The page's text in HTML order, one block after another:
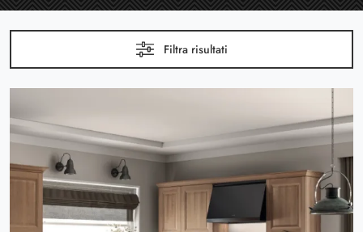
Filtra risultati